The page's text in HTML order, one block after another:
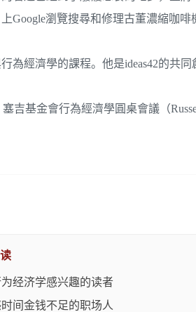
Google瀏覽搜尋和修理古董濃縮咖啡
為經濟學的課程。他是ideas42的共同
吉基金會行為經濟學圓桌會議（
经济学感兴趣的读者
间金钱不足的职场人